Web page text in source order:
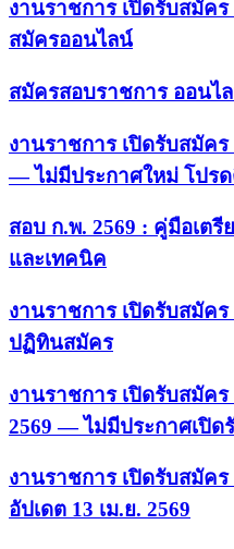
งานราชการ เปิดรับสมัค
สมัครออนไลน์
สมัครสอบราชการ ออน
งานราชการ เปิดรับสมัคร
— ไม่มีประกาศใหม่ โปร
สอบ ก.พ. 2569 : คู่มือเต
และเทคนิค
งานราชการ เปิดรับสมัค
ปฏิทินสมัคร
งานราชการ เปิดรับสมัค
2569 — ไม่มีประกาศเปิด
งานราชการ เปิดรับสมัค
อัปเดต 13 เม.ย. 2569